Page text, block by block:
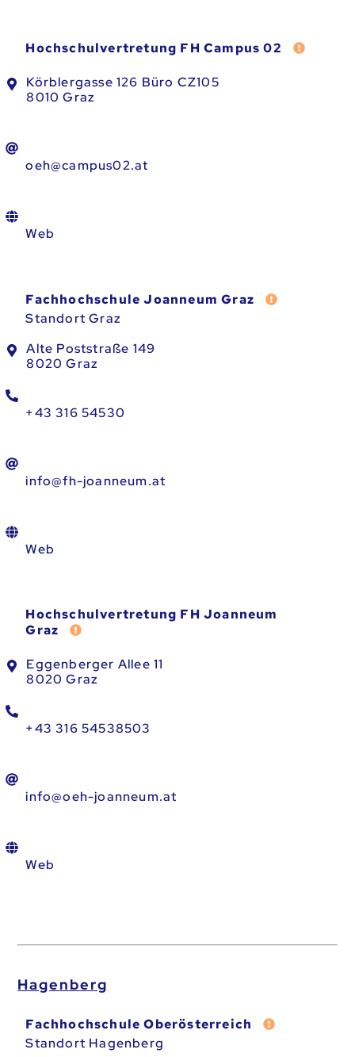
Hochschulvertretung FH Campus 02 Fehler
Körblergasse 126 Büro CZ105
8010 Graz
oeh@campus02.at
Web
Fachhochschule Joanneum Graz
Fehler
Standort Graz
Alte Poststraße 149
8020 Graz
+43 316 54530
info@fh-joanneum.at
Web
Hochschulvertretung FH Joanneum
Graz
Fehler melden
Eggenberger Allee 11
8020 Graz
+43 316 54538503
info@oeh-joanneum.at
Web
Hagenberg
Fachhochschule Oberösterreich
Fehler melden
Standort Hagenberg